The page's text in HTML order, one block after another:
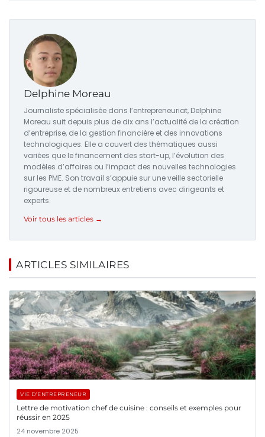
Delphine Moreau
Journaliste spécialisée dans l’entrepreneuriat, Delphine
Moreau suit depuis plus de dix ans l’actualité de la création
d’entreprise, de la gestion financière et des innovations
technologiques. Elle a couvert des thématiques aussi
variées que le financement des start-up, l’évolution des
modèles d’affaires ou l’impact des nouvelles technologies
sur les PME. Son travail s’appuie sur une veille sectorielle
rigoureuse et de nombreux entretiens avec dirigeants et
experts.
Voir tous les articles →
ARTICLES SIMILAIRES
VIE D’ENTREPRENEUR
Lettre de motivation chef de cuisine : conseils et exemples pour
réussir en 2025
24 novembre 2025